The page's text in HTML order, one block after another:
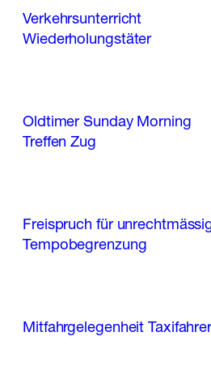
Verkehrsunterricht
Wiederholungstäter
Oldtimer Sunday Morning
Treffen Zug
Freispruch für
Tempobegrenzung
Mitfahrgelegenheit